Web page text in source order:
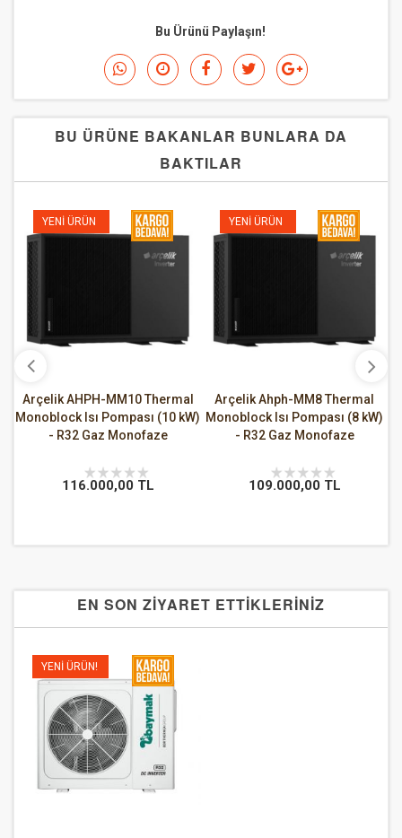
Bu Ürünü Paylaşın!
BU ÜRÜNE BAKANLAR BUNLARA DA
BAKTILAR
Arçelik AHPH-MM10 Thermal
Monoblock Isı Pompası (10 kW)
- R32 Gaz Monofaze
YENI ÜRÜN
116.000,00 TL
Arçelik Ahph-MM8 Thermal
Monoblock Isı Pompası (8 kW)
- R32 Gaz Monofaze
YENI ÜRÜN
109.000,00 TL
EN SON ZİYARET ETTİKLERİNİZ
YENI ÜRÜN!